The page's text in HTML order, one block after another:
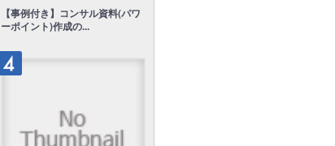
【事例付き】コンサル資料(パワ
ーポイント)作成の...